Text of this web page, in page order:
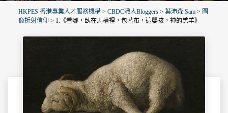
HKPES 香港專業人才服務機構 > CBDC職人Bloggers > 葉沛森 Sam > 圖
像折射信仰 > 1.《看哪，臥在馬槽裡，包著布，這嬰孩，神的羔羊》